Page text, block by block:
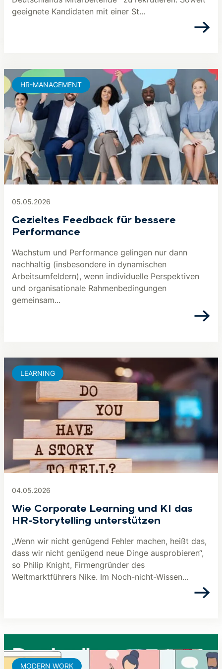
geeignete Kandidaten mit einer St...
05.05.2026
Gezieltes Feedback für bessere
Performance
Wachstum und Performance gelingen nur dann
nachhaltig (insbesondere in dynamischen
Arbeitsumfeldern), wenn individuelle Perspektiven
und organisationale Rahmenbedingungen
gemeinsam...
HR-MANAGEMENT
04.05.2026
Wie Corporate Learning und KI das
HR-Storytelling unterstützen
„Wenn wir nicht genügend Fehler machen, heißt das,
dass wir nicht genügend neue Dinge ausprobieren“,
so Philip Knight, Firmengründer des
Weltmarktführers Nike. Im Noch-nicht-Wissen...
LEARNING
MODERN WORK